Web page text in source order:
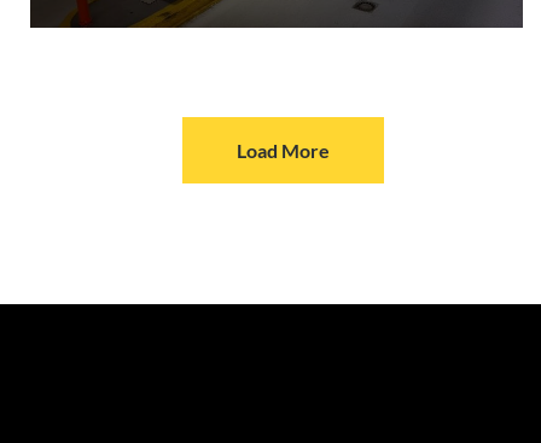
Load More